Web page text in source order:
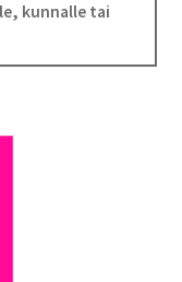
kunnalle tai